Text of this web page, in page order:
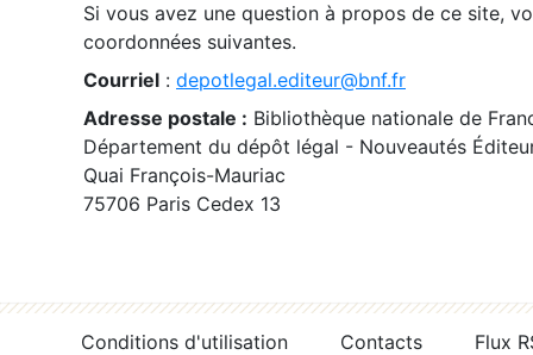
Si vous avez une question à propos de ce site,
coordonnées suivantes.
Courriel : depotlegal.editeur@bnf.fr
Adresse postale : Bibliothèque nationale de
Département du dépôt légal - Nouveautés
Quai François-Mauriac
75706 Paris Cedex 13
Conditions d'utilisation Contacts
Flux